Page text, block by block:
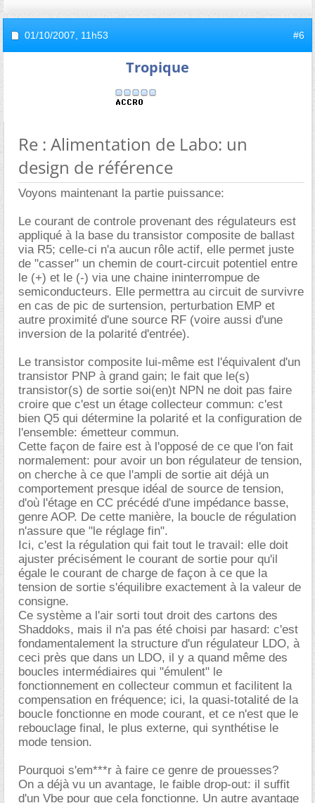
01/10/2007, 11h53 #6
Tropique
Re : Alimentation de Labo: un
design de référence
Voyons maintenant la partie puissance:
Le courant de controle provenant des régulateurs est
appliqué à la base du transistor composite de ballast
via R5; celle-ci n'a aucun rôle actif, elle permet juste
de "casser" un chemin de court-circuit potentiel entre
le (+) et le (-) via une chaine ininterrompue de
semiconducteurs. Elle permettra au circuit de survivre
en cas de pic de surtension, perturbation EMP et
autre proximité d'une source RF (voire aussi d'une
inversion de la polarité d'entrée).
Le transistor composite lui-même est l'équivalent d'un
transistor PNP à grand gain; le fait que le(s)
transistor(s) de sortie soi(en)t NPN ne doit pas faire
croire que c'est un étage collecteur commun: c'est
bien Q5 qui détermine la polarité et la configuration de
l'ensemble: émetteur commun.
Cette façon de faire est à l'opposé de ce que l'on fait
normalement: pour avoir un bon régulateur de tension,
on cherche à ce que l'ampli de sortie ait déjà un
comportement presque idéal de source de tension,
d'où l'étage en CC précédé d'une impédance basse,
genre AOP. De cette manière, la boucle de régulation
n'assure que "le réglage fin".
Ici, c'est la régulation qui fait tout le travail: elle doit
ajuster précisément le courant de sortie pour qu'il
égale le courant de charge de façon à ce que la
tension de sortie s'équilibre exactement à la valeur de
consigne.
Ce système a l'air sorti tout droit des cartons des
Shaddoks, mais il n'a pas été choisi par hasard: c'est
fondamentalement la structure d'un régulateur LDO, à
ceci près que dans un LDO, il y a quand même des
boucles intermédiaires qui "émulent" le
fonctionnement en collecteur commun et facilitent la
compensation en fréquence; ici, la quasi-totalité de la
boucle fonctionne en mode courant, et ce n'est que le
rebouclage final, le plus externe, qui synthétise le
mode tension.
Pourquoi s'em***r à faire ce genre de prouesses?
On a déjà vu un avantage, le faible drop-out: il suffit
d'un Vbe pour que cela fonctionne. Un autre avantage